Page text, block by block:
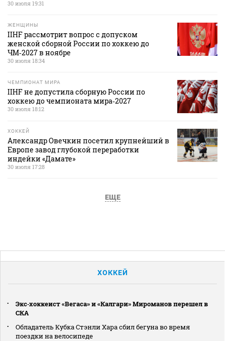
30 июля 19:31
ЖЕНЩИНЫ
IIHF рассмотрит вопрос с допуском
женской сборной России по хоккею до
ЧМ‑2027 в ноябре
30 июля 18:34
ЧЕМПИОНАТ МИРА
IIHF не допустила сборную России по
хоккею до чемпионата мира‑2027
30 июля 18:12
ХОККЕЙ
Александр Овечкин посетил крупнейший в
Европе завод глубокой переработки
индейки «Дамате»
30 июля 17:28
ЕЩЕ
ХОККЕЙ
Экс‑хоккеист «Вегаса» и «Калгари» Мироманов перешел в
СКА
Обладатель Кубка Стэнли Хара сбил бегуна во время
поездки на велосипеде